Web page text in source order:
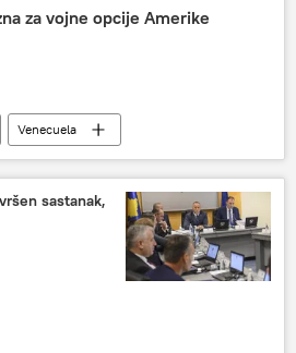
za vojne opcije Amerike
Venecuela
sastanak,